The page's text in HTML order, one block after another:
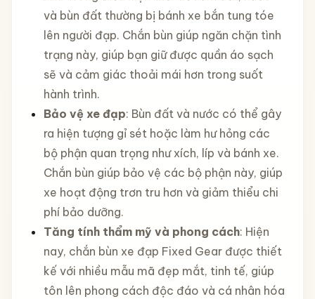
và bùn đất thường bị bánh xe bắn tung tóe
lên người đạp. Chắn bùn giúp ngăn chặn tình
trạng này, giúp bạn giữ được quần áo sạch
sẽ và cảm giác thoải mái hơn trong suốt
hành trình.
Bảo vệ xe đạp: Bùn đất và nước có thể gây
ra hiện tượng gỉ sét hoặc làm hư hỏng các
bộ phận quan trọng như xích, líp và bánh xe.
Chắn bùn giúp bảo vệ các bộ phận này, giúp
xe hoạt động trơn tru hơn và giảm thiểu chi
phí bảo dưỡng.
Tăng tính thẩm mỹ và phong cách: Hiện
nay, chắn bùn xe đạp Fixed Gear được thiết
kế với nhiều mẫu mã đẹp mắt, tinh tế, giúp
tôn lên phong cách độc đáo và cá nhân hóa